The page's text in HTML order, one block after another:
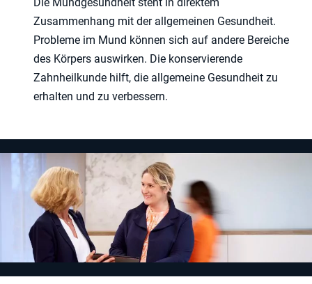
Die Mundgesundheit steht in direktem
Zusammenhang mit der allgemeinen Gesundheit.
Probleme im Mund können sich auf andere Bereiche
des Körpers auswirken. Die konservierende
Zahnheilkunde hilft, die allgemeine Gesundheit zu
erhalten und zu verbessern.